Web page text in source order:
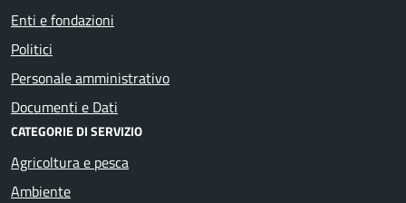
Enti e fondazioni
Politici
Personale amministrativo
Documenti e Dati
CATEGORIE DI SERVIZIO
Agricoltura e pesca
Ambiente